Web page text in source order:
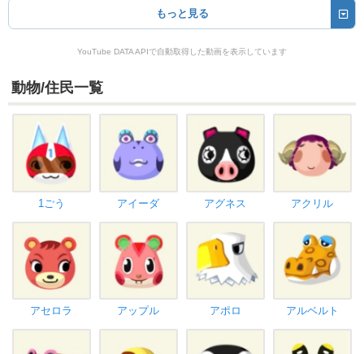
もっと見る
YouTube DATA APIで自動取得した動画を表示しています
動物/住民一覧
1ごう アイーダ アグネス アクリル
アセロラ アップル アポロ アルベルト